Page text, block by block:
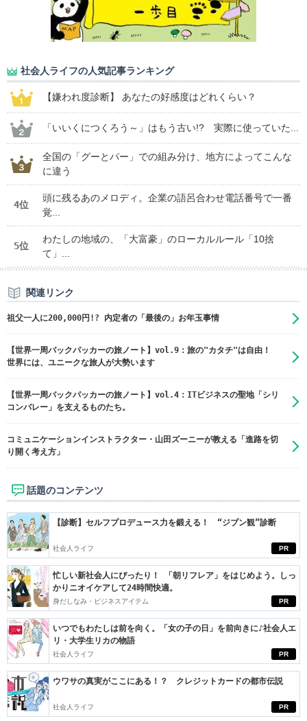
社会人ライフの人気記事ランキング
【嫌われ度診断】 あなたの好感度はどれくらい？
「いいくにつくろう～」はもう古い!? 実際に使っていた...
全国の「グーとパー」での組み分け、地方によってこんな
に違う
4位
頭に残るあのメロディ。企業の語呂合わせ電話番号で一番
覚...
5位
わたしの地域の、「大富豪」のローカルルール「10捨
て」...
関連リンク
祖父一人に200,000円!? 内定者の「最後の」お年玉事情
【世界一周バックパッカーの旅ノート】vol.9：旅の"カタチ"は自由！
世界には、ユニークな旅人が大勢います
【世界一周バックパッカーの旅ノート】vol.4：ITビジネスの聖地「シリ
コンバレー」を支えるものたち。
コミュニケーションインストラクター・山田ズーニーが教える「進路を切
り開く考え方」
話題のコンテンツ
PR
【診断】セルフプロデュース力を鍛える！ “ジブン観”診断
社会人ライフ
PR
忙しい新社会人にぴったり！ 「朝リフレア」をはじめよう。しっ
かりニオイケアして24時間快適。
身だしなみ・ビジネスアイテム
PR
いつでもわたしは前を向く。「女の子の日」を前向きに♪社会人エ
リ・大学生リカの物語
社会人ライフ
PR
ウワサの真実がここにある！？ クレジットカードの都市伝説
社会人ライフ